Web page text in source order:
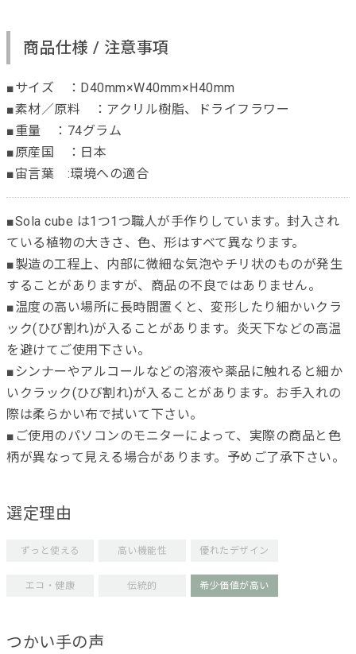
商品仕様 / 注意事項
■サイズ ：D40mm×W40mm×H40mm
■素材／原料 ：アクリル樹脂、ドライフラワー
■重量 ：74グラム
■原産国 ：日本
■宙言葉 :環境への適合
■Sola cube は1つ1つ職人が手作りしています。封入され
ている植物の大きさ、色、形はすべて異なります。
■製造の工程上、内部に微細な気泡やチリ状のものが発生
することがありますが、商品の不良ではありません。
■温度の高い場所に長時間置くと、変形したり細かいクラ
ック(ひび割れ)が入ることがあります。炎天下などの高温
を避けてご使用下さい。
■シンナーやアルコールなどの溶液や薬品に触れると細か
いクラック(ひび割れ)が入ることがあります。お手入れの
際は柔らかい布で拭いて下さい。
■ご使用のパソコンのモニターによって、実際の商品と色
柄が異なって見える場合があります。予めご了承下さい。
選定理由
ずっと使える 高い機能性 優れたデザイン
エコ・健康 伝統的 希少価値が高い
つかい手の声